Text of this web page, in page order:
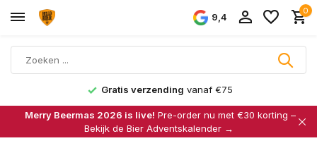
9,4
0
Gratis verzending vanaf €75
Merry Beermas 2026 is live! Pre-order nu met €30 korting –
Bekijk de Bier Adventskalender →